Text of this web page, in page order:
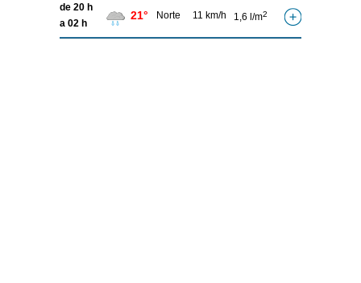
de 20 h
a 02 h
21° Norte 11 km/h 1,6 l/m2